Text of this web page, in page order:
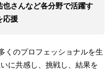
也さんなど各分野で活躍す
応援
くのプロフェッショナルを生
に共感し、挑戦し、結果を